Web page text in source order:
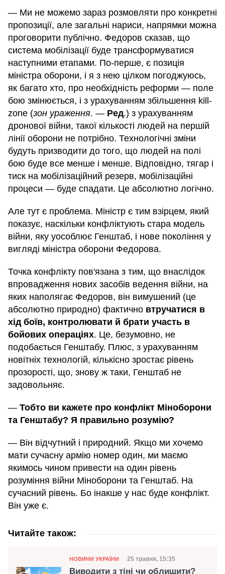
— Ми не можемо зараз розмовляти про конкретні
пропозиції, але загальні нариси, напрямки можна
проговорити публічно. Федоров сказав, що
система мобілізації буде трансформуватися
наступними етапами. По-перше, є позиція
міністра оборони, і я з нею цілком погоджуюсь,
як багато хто, про необхідність реформи — поле
бою змінюється, і з урахуванням збільшення kill-
zone (зон ураження. — Ред.) з урахуванням
дронової війни, такої кількості людей на першій
лінії оборони не потрібно. Технологічні зміни
будуть призводити до того, що людей на полі
бою буде все менше і менше. Відповідно, тягар і
тиск на мобілізаційний резерв, мобілізаційні
процеси — буде спадати. Це абсолютно логічно.
Але тут є проблема. Міністр є тим взірцем, який
показує, наскільки конфліктують стара модель
війни, яку уособлює Генштаб, і нове покоління у
вигляді міністра оборони Федорова.
Точка конфлікту пов'язана з тим, що внаслідок
впровадження нових засобів ведення війни, на
яких наполягає Федоров, він вимушений (це
абсолютно природно) фактично втручатися в
хід боїв, контролювати й брати участь в
бойових операціях. Це, безумовно, не
подобається Генштабу. Плюс, з урахуванням
новітніх технологій, кількісно зростає рівень
прозорості, що, знову ж таки, Генштаб не
задовольняє.
— Тобто ви кажете про конфлікт Міноборони
та Генштабу? Я правильно розумію?
— Він відчутний і природний. Якщо ми хочемо
мати сучасну армію номер один, ми маємо
якимось чином привести на один рівень
розуміння війни Міноборони та Генштаб. На
сучасний рівень. Бо інакше у нас буде конфлікт.
Він уже є.
Читайте також:
Категорія
НОВИНИ УКРАЇНИ Дата публікації
25 травня, 15:35
Виводити з тіні чи облишити?